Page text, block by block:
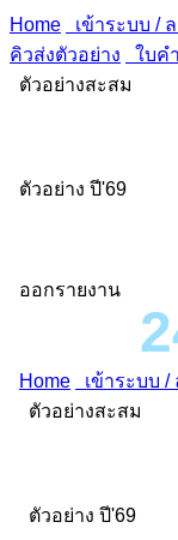
Home เข้าระบบ /
คิวส่งตัวอย่าง
ใบค
ตัวอย่างสะสม
ตัวอย่าง ปี'69
ออกรายงาน